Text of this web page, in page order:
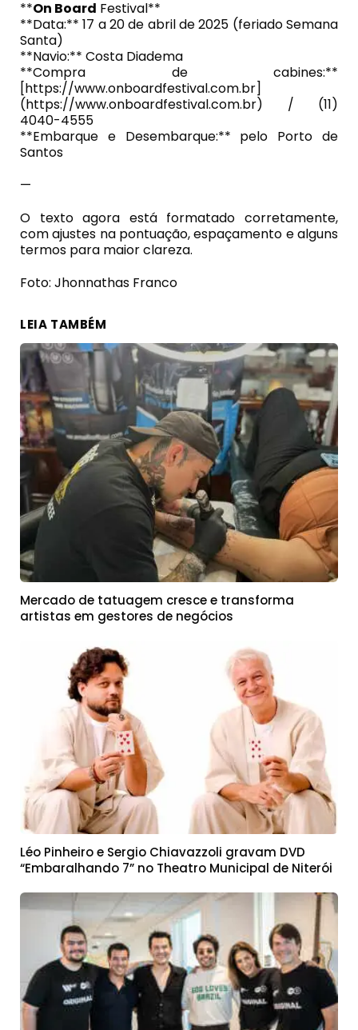
**On Board Festival**
**Data:** 17 a 20 de abril de 2025 (feriado Semana
Santa)
**Navio:** Costa Diadema
**Compra de cabines:**
[https://www.onboardfestival.com.br]
(https://www.onboardfestival.com.br) / (11)
4040-4555
**Embarque e Desembarque:** pelo Porto de
Santos
—
O texto agora está formatado corretamente,
com ajustes na pontuação, espaçamento e alguns
termos para maior clareza.
Foto: Jhonnathas Franco
LEIA TAMBÉM
Mercado de tatuagem cresce e transforma
artistas em gestores de negócios
Léo Pinheiro e Sergio Chiavazzoli gravam DVD
“Embaralhando 7” no Theatro Municipal de Niterói